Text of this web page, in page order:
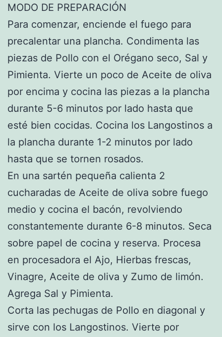
MODO DE PREPARACIÓN
Para comenzar, enciende el fuego para
precalentar una plancha. Condimenta las
piezas de Pollo con el Orégano seco, Sal y
Pimienta. Vierte un poco de Aceite de oliva
por encima y cocina las piezas a la plancha
durante 5-6 minutos por lado hasta que
esté bien cocidas. Cocina los Langostinos a
la plancha durante 1-2 minutos por lado
hasta que se tornen rosados.
En una sartén pequeña calienta 2
cucharadas de Aceite de oliva sobre fuego
medio y cocina el bacón, revolviendo
constantemente durante 6-8 minutos. Seca
sobre papel de cocina y reserva. Procesa
en procesadora el Ajo, Hierbas frescas,
Vinagre, Aceite de oliva y Zumo de limón.
Agrega Sal y Pimienta.
Corta las pechugas de Pollo en diagonal y
sirve con los Langostinos. Vierte por